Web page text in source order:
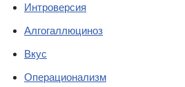
Интроверсия
Алгогаллюциноз
Вкус
Операционализм